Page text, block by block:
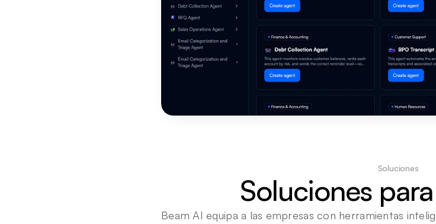
Soluciones
Soluciones
Beam AI equipa a las empresas con herramientas